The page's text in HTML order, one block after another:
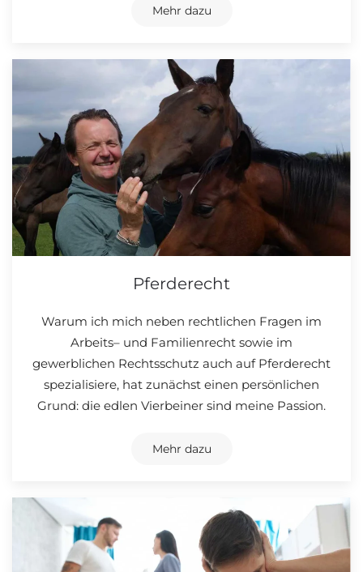
Mehr dazu
Pferderecht
Warum ich mich neben rechtlichen Fragen im
Arbeits– und Familienrecht sowie im
gewerblichen Rechtsschutz auch auf Pferderecht
spezialisiere, hat zunächst einen persönlichen
Grund: die edlen Vierbeiner sind meine Passion.
Mehr dazu